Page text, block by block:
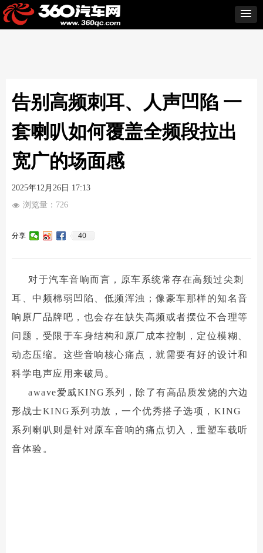
告别高频刺耳、人声凹陷 一
套喇叭如何覆盖全频段拉出
宽广的场面感
对于汽车音响而言，原车系统常存在高频过尖刺
耳、中频棉弱凹陷、低频浑浊；像豪车那样的知名音
响原厂品牌吧，也会存在缺失高频或者摆位不合理等
问题，受限于车身结构和原厂成本控制，定位模糊、
动态压缩。这些音响核心痛点，就需要有好的设计和
科学电声应用来破局。
awave爱威KING系列，除了有高品质发烧的六边
形战士KING系列功放，一个优秀搭子选项，KING
系列喇叭则是针对原车音响的痛点切入，重塑车载听
音体验。
2025年12月26日 17:13
分享 40
넶 浏览量： 726